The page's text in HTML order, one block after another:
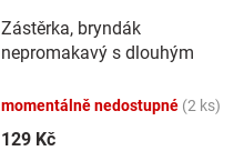
Zástěrka, bryndák
nepromakavý s dlouhým
momentálně nedostupné (2 ks)
129 Kč